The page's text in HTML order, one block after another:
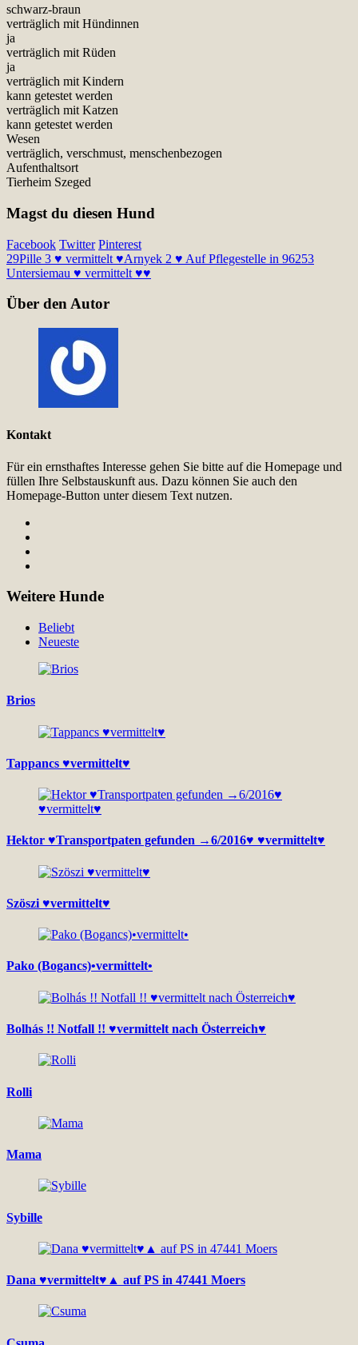
schwarz-braun
verträglich mit Hündinnen
ja
verträglich mit Rüden
ja
verträglich mit Kindern
kann getestet werden
verträglich mit Katzen
kann getestet werden
Wesen
verträglich, verschmust, menschenbezogen
Aufenthaltsort
Tierheim Szeged
Magst du diesen Hund
Facebook Twitter Pinterest
29Pille 3 ♥ vermittelt ♥Arnyek 2 ♥ Auf Pflegestelle in 96253
Untersiemau ♥ vermittelt ♥♥
Über den Autor
Kontakt
Für ein ernsthaftes Interesse gehen Sie bitte auf die Homepage und
füllen Ihre Selbstauskunft aus. Dazu können Sie auch den
Homepage-Button unter diesem Text nutzen.
Weitere Hunde
Beliebt
Neueste
Brios
Tappancs ♥vermittelt♥
Hektor ♥Transportpaten gefunden →6/2016♥ ♥vermittelt♥
Szöszi ♥vermittelt♥
Pako (Bogancs)•vermittelt•
Bolhás !! Notfall !! ♥vermittelt nach Österreich♥
Rolli
Mama
Sybille
Dana ♥vermittelt♥▲ auf PS in 47441 Moers